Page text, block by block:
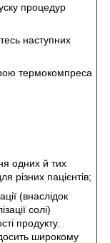
процедур
наступних
термокомпреса
одних й тих
різних пацієнтів;
(внаслідок
солі)
продукту.
широкому